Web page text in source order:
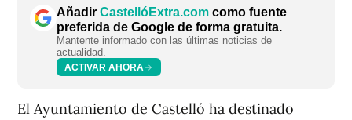
Añadir CastellóExtra.com como fuente
preferida de Google de forma gratuita.
Mantente informado con las últimas noticias de
actualidad.
ACTIVAR AHORA
El Ayuntamiento de Castelló ha destinado